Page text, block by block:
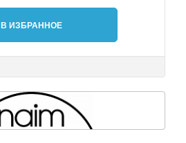
В ИЗБРАННОЕ